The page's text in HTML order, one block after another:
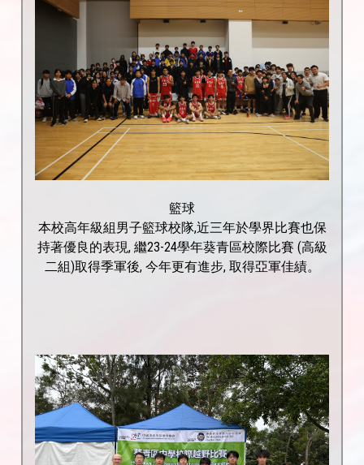
籃球
本校高年級組男子籃球校隊,近三年於學界比賽也保
持著優良的表現, 繼23-24學年葵青區校際比賽 (高級
二組)取得季軍後, 今年更有進步, 取得亞軍佳績。